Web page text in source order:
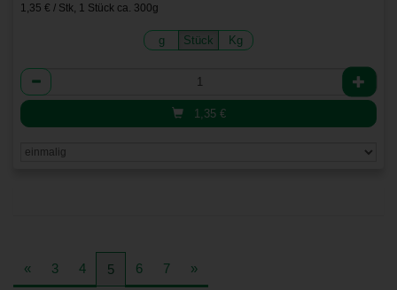
1,35 € / Stk, 1 Stück ca. 300g
g Stück Kg
Anzahl
1,35 €
« 3 4 5 6 7 »